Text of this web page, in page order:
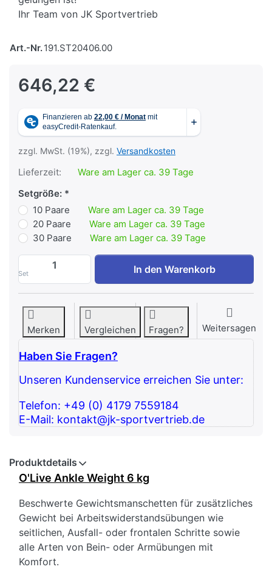
Ihr Team von JK Sportvertrieb
Art.-Nr.191.ST20406.00
646,22 €
zzgl. MwSt. (19%), zzgl. Versandkosten
Lieferzeit:
Ware am Lager ca. 39 Tage
Setgröße:
10 Paare
Ware am Lager ca. 39 Tage
20 Paare
Ware am Lager ca. 39 Tage
30 Paare
Ware am Lager ca. 39 Tage
Set
O'Live Ankle Weight 6 kg zu 646,22 €,
In den Warenkorb
Merken Vergleichen Fragen? Weitersagen
Haben Sie Fragen?
Unseren Kundenservice erreichen Sie unter:
Telefon: +49 (0) 4179 7559184
E-Mail: kontakt@jk-sportvertrieb.de
Produktdetails
O'Live Ankle Weight 6 kg
Beschwerte Gewichtsmanschetten für zusätzliches
Gewicht bei Arbeitswiderstandsübungen wie
seitlichen, Ausfall- oder frontalen Schritte sowie
alle Arten von Bein- oder Armübungen mit
Komfort.